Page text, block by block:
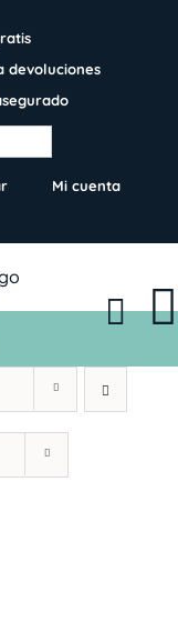
devoluciones
Mi cuenta